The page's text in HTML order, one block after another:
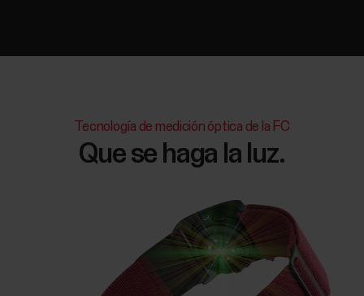
Tecnología de medición óptica de la FC
Que se haga la luz.